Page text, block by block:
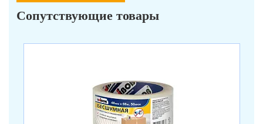
Сопутствующие товары